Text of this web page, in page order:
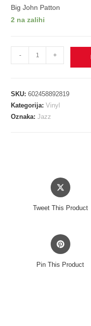
Big John Patton
2 na zalihi
PATTON
BIG
GOT
A
- +
SKU:602458892819
Kategorija:Vinyl
Oznaka:Jazz
Opens
in
Tweet This Product
Opens
in
Pin This Product